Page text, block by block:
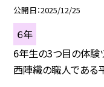
公開日 2025/12/25
６年
6年生の3つ目の体験
西陣織の職人である